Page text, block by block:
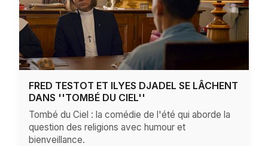
FRED TESTOT ET ILYES DJADEL SE LÂCHENT
DANS ''TOMBÉ DU CIEL''
Tombé du Ciel : la comédie de l'été qui aborde la
question des religions avec humour et
bienveillance.